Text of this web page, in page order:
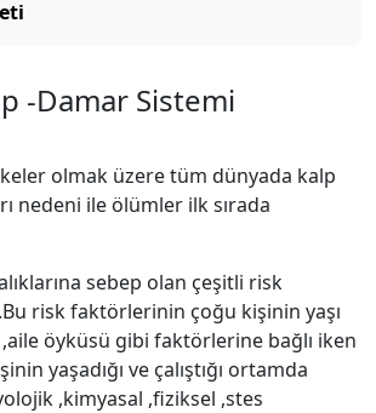
-Damar Sistemi
olmak üzere tüm dünyada kalp
nedeni ile ölümler ilk sırada
sebep olan çeşitli risk
risk faktörlerinin çoğu kişinin yaşı
,aile öyküsü gibi faktörlerine bağlı iken
yaşadığı ve çalıştığı ortamda
,kimyasal ,fiziksel ,stes